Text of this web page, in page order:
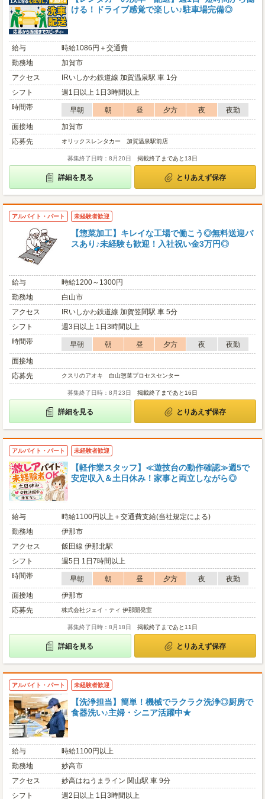
ける！ドライブ感覚で楽しい♪駐車場完備◎
給与
時給1086円＋交通費
勤務地
加賀市
アクセス
IRいしかわ鉄道線 加賀温泉駅 車 1分
シフト
週1日以上 1日3時間以上
時間帯
早朝 朝 昼 夕方 夜
夜勤
面接地
加賀市
応募先
オリックスレンタカー 加賀温泉駅前店
募集終了日時：8月20日 掲載終了まであと13日
詳細を見る とりあえず保存
アルバイト・パート 未経験者歓迎
【惣菜加工】キレイな工場で働こう◎無料送迎バ
スあり♪未経験も歓迎！入社祝い金3万円◎
給与
時給1200～1300円
勤務地
白山市
アクセス
IRいしかわ鉄道線 加賀笠間駅 車 5分
シフト
週3日以上 1日3時間以上
時間帯
早朝 朝 昼 夕方 夜
夜勤
面接地
応募先
クスリのアオキ 白山惣菜プロセスセンター
募集終了日時：8月23日 掲載終了まであと16日
詳細を見る とりあえず保存
アルバイト・パート 未経験者歓迎
【軽作業スタッフ】≪遊技台の動作確認≫週5で
安定収入＆土日休み！家事と両立しながら◎
給与
時給1100円以上＋交通費支給(当社規定による)
勤務地
伊那市
アクセス
飯田線 伊那北駅
シフト
週5日 1日7時間以上
時間帯
早朝 朝 昼 夕方 夜
夜勤
面接地
伊那市
応募先
株式会社ジェイ・ティ 伊那開発室
募集終了日時：8月18日 掲載終了まであと11日
詳細を見る とりあえず保存
アルバイト・パート 未経験者歓迎
【洗浄担当】簡単！機械でラクラク洗浄◎厨房で
食器洗い♪主婦・シニア活躍中★
給与
時給1100円以上
勤務地
妙高市
アクセス
妙高はねうまライン 関山駅 車 9分
シフト
週2日以上 1日3時間以上